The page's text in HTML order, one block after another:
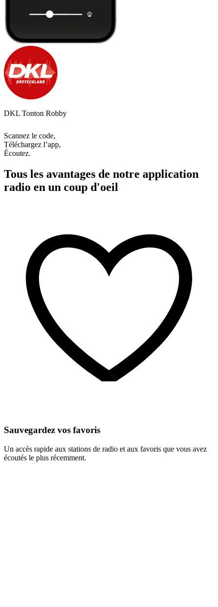
DKL Tonton Robby
Scannez le code,
Téléchargez l’app,
Écoutez.
Tous les avantages de notre application
radio en un coup d'oeil
Sauvegardez vos favoris
Un accès rapide aux stations de radio et aux favoris que vous avez
écoutés le plus récemment.